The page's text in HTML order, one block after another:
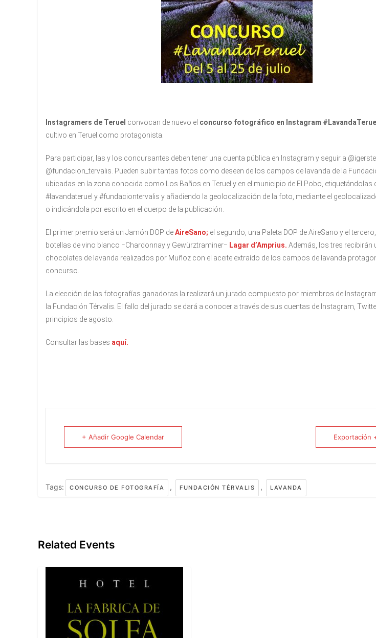
Instagramers de Teruel convocan de nuevo el concurso fotográfico en Instagram
cultivo en Teruel como protagonista.
Para participar, las y los concursantes deben tener una cuenta pública en Instagram y seguir a
@fundacion_tervalis. Pueden subir tantas fotos como deseen de los campos de lavanda de la
ubicadas en la zona conocida como Los Baños en Teruel y en el municipio de El Pobo, etiquetándolas
#lavandateruel y #fundaciontervalis y añadiendo la geolocalización de la foto, mediante el
o indicándola por escrito en el cuerpo de la publicación.
El primer premio será un Jamón DOP deAireSano; el segundo, una Paleta DOP de AireSano y el
botellas de vino blanco −Chardonnay y Gewürztraminer− Lagar d’Amprius. Además, los tres recibirán
chocolates de lavanda realizados por Muñoz con el aceite extraído de los campos de lavanda
concurso.
La elección de las fotografías ganadoras la realizará un jurado compuesto por miembros de
la Fundación Térvalis. El fallo del jurado se dará a conocer a través de sus cuentas de Instagram,
principios de agosto.
Consultar las bases aquí.
+ Añadir Google Calendar Exportación
Tags: CONCURSO DE FOTOGRAFÍA , FUNDACIÓN TÉRVALIS , LAVANDA
Related Events